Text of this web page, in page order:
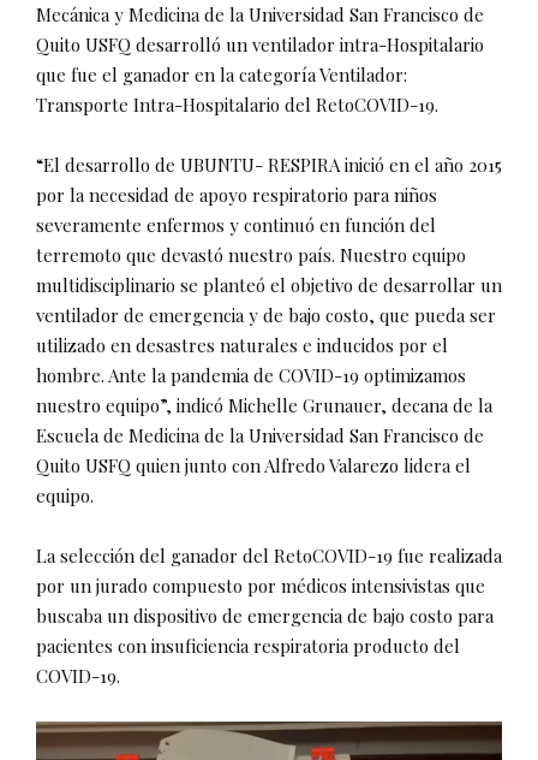
Mecánica y Medicina de la Universidad San Francisco de
Quito USFQ desarrolló un ventilador intra-Hospitalario
que fue el ganador en la categoría Ventilador:
Transporte Intra-Hospitalario del RetoCOVID-19.
“El desarrollo de UBUNTU- RESPIRA inició en el año 2015
por la necesidad de apoyo respiratorio para niños
severamente enfermos y continuó en función del
terremoto que devastó nuestro país. Nuestro equipo
multidisciplinario se planteó el objetivo de desarrollar un
ventilador de emergencia y de bajo costo, que pueda ser
utilizado en desastres naturales e inducidos por el
hombre. Ante la pandemia de COVID-19 optimizamos
nuestro equipo”, indicó Michelle Grunauer, decana de la
Escuela de Medicina de la Universidad San Francisco de
Quito USFQ quien junto con Alfredo Valarezo lidera el
equipo.
La selección del ganador del RetoCOVID-19 fue realizada
por un jurado compuesto por médicos intensivistas que
buscaba un dispositivo de emergencia de bajo costo para
pacientes con insuficiencia respiratoria producto del
COVID-19.